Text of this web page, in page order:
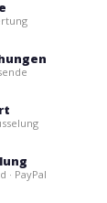
· PayPal